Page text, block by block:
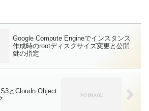
Google Compute Engineでインスタンス
作成時のrootディスクサイズ変更と公開
鍵の指定
とCloudn Object